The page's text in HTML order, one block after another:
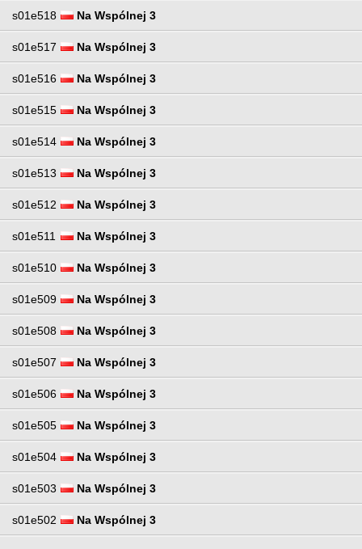
s01e518 Na Wspólnej 3
s01e517 Na Wspólnej 3
s01e516 Na Wspólnej 3
s01e515 Na Wspólnej 3
s01e514 Na Wspólnej 3
s01e513 Na Wspólnej 3
s01e512 Na Wspólnej 3
s01e511 Na Wspólnej 3
s01e510 Na Wspólnej 3
s01e509 Na Wspólnej 3
s01e508 Na Wspólnej 3
s01e507 Na Wspólnej 3
s01e506 Na Wspólnej 3
s01e505 Na Wspólnej 3
s01e504 Na Wspólnej 3
s01e503 Na Wspólnej 3
s01e502 Na Wspólnej 3